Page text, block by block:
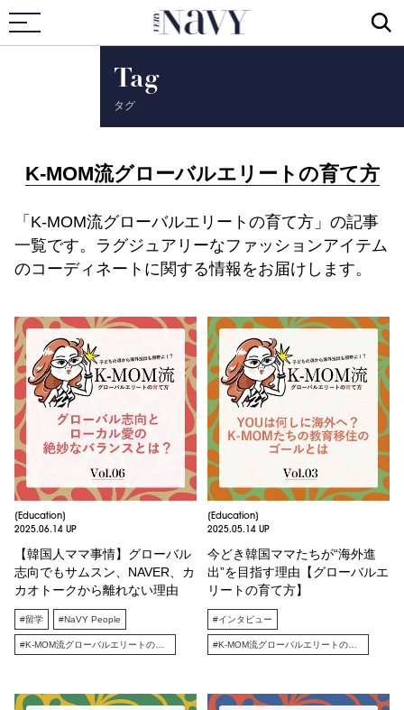
VERY NAVY
Tag
タグ
K-MOM流グローバルエリートの育て方
「K-MOM流グローバルエリートの育て方」の記事
一覧です。ラグジュアリーなファッションアイテム
のコーディネートに関する情報をお届けします。
[Education]
2025.06.14 UP
【韓国人ママ事情】グローバル
志向でもサムスン、NAVER、カ
カオトークから離れない理由
#留学 #NaVY People
#K-MOM流グローバルエリートの育て方
[Education]
2025.05.14 UP
今どき韓国ママたちが“海外進
出”を目指す理由【グローバルエ
リートの育て方】
#インタビュー
#K-MOM流グローバルエリートの育て方